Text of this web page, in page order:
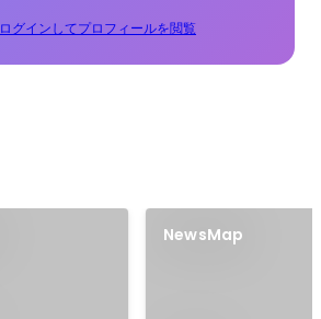
ログインしてプロフィールを閲覧
NewsMap